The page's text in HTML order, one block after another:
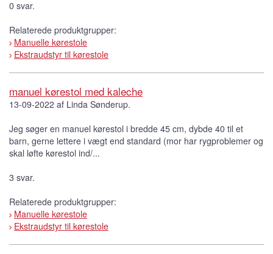
0 svar.
Relaterede produktgrupper:
Manuelle kørestole
Ekstraudstyr til kørestole
manuel kørestol med kaleche
13-09-2022 af Linda Sønderup.
Jeg søger en manuel kørestol i bredde 45 cm, dybde 40 til et
barn, gerne lettere i vægt end standard (mor har rygproblemer og
skal løfte kørestol ind/...
3 svar.
Relaterede produktgrupper:
Manuelle kørestole
Ekstraudstyr til kørestole